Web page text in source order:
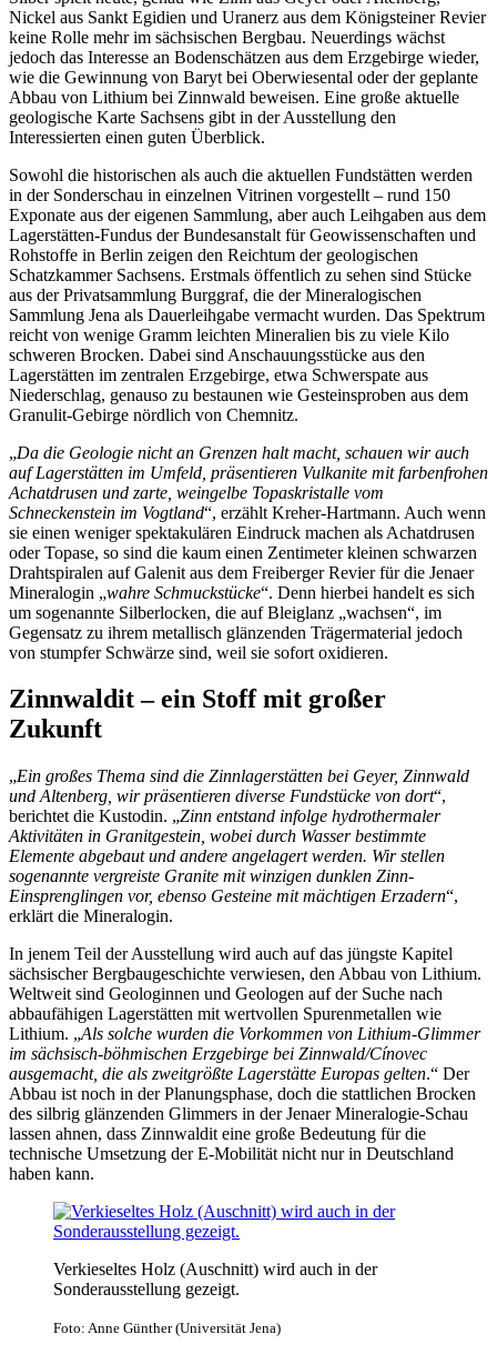
Nickel aus Sankt Egidien und Uranerz aus dem Königsteiner Revier
keine Rolle mehr im sächsischen Bergbau. Neuerdings wächst
jedoch das Interesse an Bodenschätzen aus dem Erzgebirge wieder,
wie die Gewinnung von Baryt bei Oberwiesental oder der geplante
Abbau von Lithium bei Zinnwald beweisen. Eine große aktuelle
geologische Karte Sachsens gibt in der Ausstellung den
Interessierten einen guten Überblick.
Sowohl die historischen als auch die aktuellen Fundstätten werden
in der Sonderschau in einzelnen Vitrinen vorgestellt – rund 150
Exponate aus der eigenen Sammlung, aber auch Leihgaben aus dem
Lagerstätten-Fundus der Bundesanstalt für Geowissenschaften und
Rohstoffe in Berlin zeigen den Reichtum der geologischen
Schatzkammer Sachsens. Erstmals öffentlich zu sehen sind Stücke
aus der Privatsammlung Burggraf, die der Mineralogischen
Sammlung Jena als Dauerleihgabe vermacht wurden. Das Spektrum
reicht von wenige Gramm leichten Mineralien bis zu viele Kilo
schweren Brocken. Dabei sind Anschauungsstücke aus den
Lagerstätten im zentralen Erzgebirge, etwa Schwerspate aus
Niederschlag, genauso zu bestaunen wie Gesteinsproben aus dem
Granulit-Gebirge nördlich von Chemnitz.
„Da die Geologie nicht an Grenzen halt macht, schauen wir auch
auf Lagerstätten im Umfeld, präsentieren Vulkanite mit farbenfrohen
Achatdrusen und zarte, weingelbe Topaskristalle vom
Schneckenstein im Vogtland“, erzählt Kreher-Hartmann. Auch wenn
sie einen weniger spektakulären Eindruck machen als Achatdrusen
oder Topase, so sind die kaum einen Zentimeter kleinen schwarzen
Drahtspiralen auf Galenit aus dem Freiberger Revier für die Jenaer
Mineralogin „wahre Schmuckstücke“. Denn hierbei handelt es sich
um sogenannte Silberlocken, die auf Bleiglanz „wachsen“, im
Gegensatz zu ihrem metallisch glänzenden Trägermaterial jedoch
von stumpfer Schwärze sind, weil sie sofort oxidieren.
Zinnwaldit – ein Stoff mit großer
Zukunft
„Ein großes Thema sind die Zinnlagerstätten bei Geyer, Zinnwald
und Altenberg, wir präsentieren diverse Fundstücke von dort“,
berichtet die Kustodin. „Zinn entstand infolge hydrothermaler
Aktivitäten in Granitgestein, wobei durch Wasser bestimmte
Elemente abgebaut und andere angelagert werden. Wir stellen
sogenannte vergreiste Granite mit winzigen dunklen Zinn-
Einsprenglingen vor, ebenso Gesteine mit mächtigen Erzadern“,
erklärt die Mineralogin.
In jenem Teil der Ausstellung wird auch auf das jüngste Kapitel
sächsischer Bergbaugeschichte verwiesen, den Abbau von Lithium.
Weltweit sind Geologinnen und Geologen auf der Suche nach
abbaufähigen Lagerstätten mit wertvollen Spurenmetallen wie
Lithium. „Als solche wurden die Vorkommen von Lithium-Glimmer
im sächsisch-böhmischen Erzgebirge bei Zinnwald/Cínovec
ausgemacht, die als zweitgrößte Lagerstätte Europas gelten.“ Der
Abbau ist noch in der Planungsphase, doch die stattlichen Brocken
des silbrig glänzenden Glimmers in der Jenaer Mineralogie-Schau
lassen ahnen, dass Zinnwaldit eine große Bedeutung für die
technische Umsetzung der E-Mobilität nicht nur in Deutschland
haben kann.
Verkieseltes Holz (Auschnitt) wird auch in der
Sonderausstellung gezeigt.
Foto: Anne Günther (Universität Jena)